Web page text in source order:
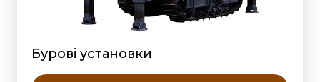
Бурові установки